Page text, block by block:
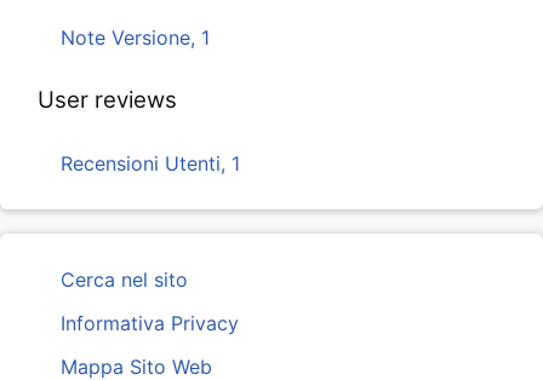
Note Versione, 1
User reviews
Recensioni Utenti, 1
Cerca nel sito
Informativa Privacy
Mappa Sito Web